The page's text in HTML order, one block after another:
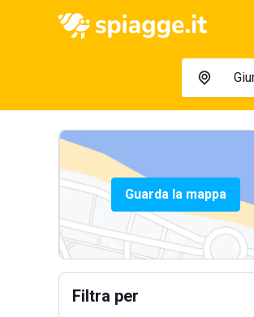
Guarda la mappa
Filtra per